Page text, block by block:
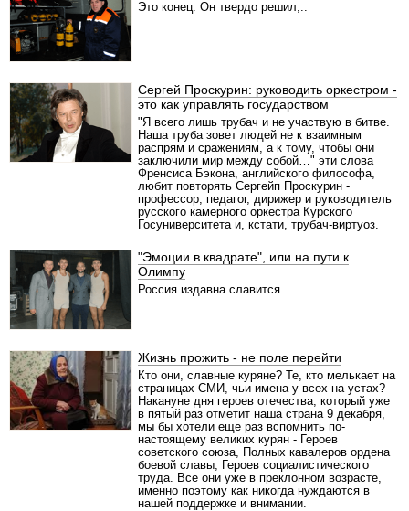
Это конец. Он твердо решил,..
Сергей Проскурин: руководить оркестром -
это как управлять государством
"Я всего лишь трубач и не участвую в битве.
Наша труба зовет людей не к взаимным
распрям и сражениям, а к тому, чтобы они
заключили мир между собой…" эти слова
Френсиса Бэкона, английского философа,
любит повторять Сергейп Проскурин -
профессор, педагог, дирижер и руководитель
русского камерного оркестра Курского
Госуниверситета и, кстати, трубач-виртуоз.
"Эмоции в квадрате", или на пути к
Олимпу
Россия издавна славится...
Жизнь прожить - не поле перейти
Кто они, славные куряне? Те, кто мелькает на
страницах СМИ, чьи имена у всех на устах?
Накануне дня героев отечества, который уже
в пятый раз отметит наша страна 9 декабря,
мы бы хотели еще раз вспомнить по-
настоящему великих курян - Героев
советского союза, Полных кавалеров ордена
боевой славы, Героев социалистического
труда. Все они уже в преклонном возрасте,
именно поэтому как никогда нуждаются в
нашей поддержке и внимании.